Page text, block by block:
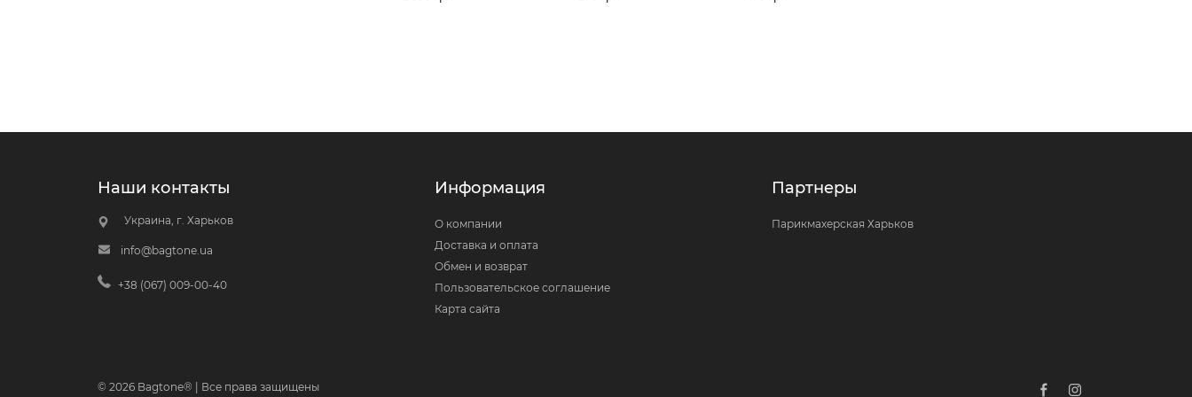
Наши контакты
Украина, г. Харьков
info@bagtone.ua
+38 (067) 009-00-40
Информация
О компании
Доставка и оплата
Обмен и возврат
Пользовательское соглашение
Карта сайта
Партнеры
Парикмахерская Харьков
© 2026 Bagtone® | Все права защищены